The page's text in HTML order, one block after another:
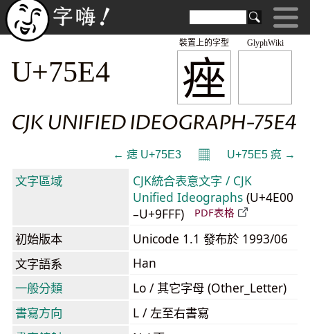
GlyphWiki
痤
裝置上的字型
U+75E4
CJK UNIFIED IDEOGRAPH-75E4
← 痣 U+75E3 𝄜 U+75E5 痥 →
文字區域
CJK統合表意文字 / CJK
Unified Ideographs (U+4E00
–U+9FFF)
PDF表格
初始版本
Unicode 1.1 發布於 1993/06
文字語系
Han
一般分類
Lo / 其它字母 (Other_Letter)
書寫方向
L / 左至右書寫